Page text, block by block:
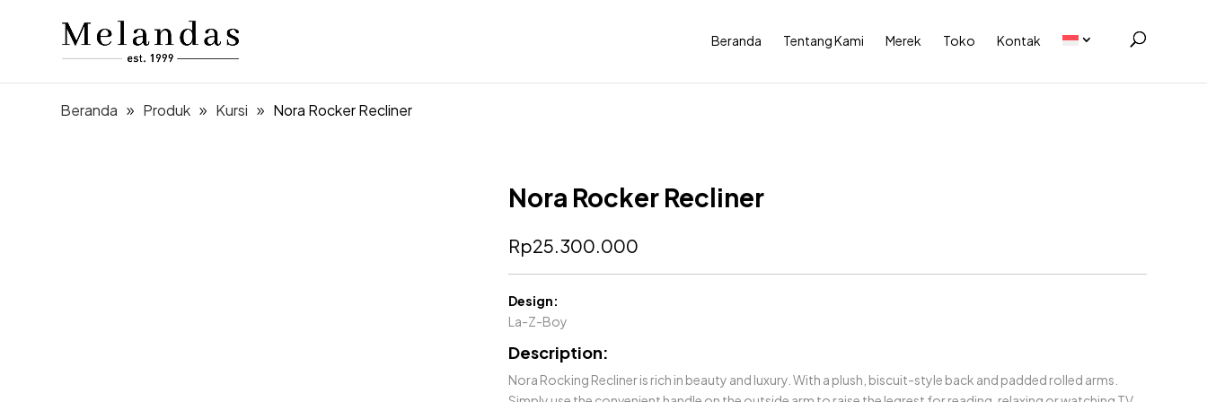
Beranda Tentang Kami Merek Toko Kontak
Beranda Produk Kursi Nora Rocker Recliner
Nora Rocker Recliner
Rp25.300.000
Design:
La-Z-Boy
Description:
Nora Rocking Recliner is rich in beauty and luxury. With a plush, biscuit-style back and padded rolled arms.